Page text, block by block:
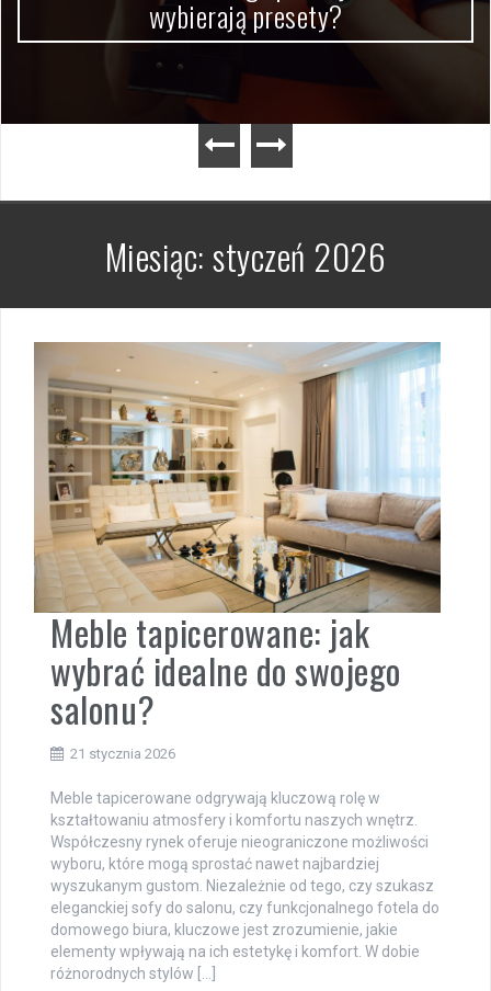
wybierają presety?
Miesiąc:styczeń 2026
Meble tapicerowane: jak
wybrać idealne do swojego
salonu?
21 stycznia 2026
Meble tapicerowane odgrywają kluczową rolę w
kształtowaniu atmosfery i komfortu naszych wnętrz.
Współczesny rynek oferuje nieograniczone możliwości
wyboru, które mogą sprostać nawet najbardziej
wyszukanym gustom. Niezależnie od tego, czy szukasz
eleganckiej sofy do salonu, czy funkcjonalnego fotela do
domowego biura, kluczowe jest zrozumienie, jakie
elementy wpływają na ich estetykę i komfort. W dobie
różnorodnych stylów […]